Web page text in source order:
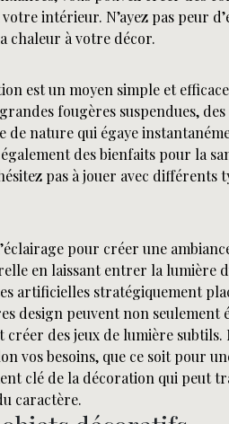
intérieur. N’ayez pas peur
chaleur à votre décor.
est un moyen simple et
fougères suspendues,
de nature qui égaye
des bienfaits pour la
pas à jouer avec
pour créer une
en laissant entrer la lumière
artificielles stratégiquement
design peuvent non seulement
des jeux de lumière subtils.
vos besoins, que ce soit pour
clé de la décoration qui peut
caractère.